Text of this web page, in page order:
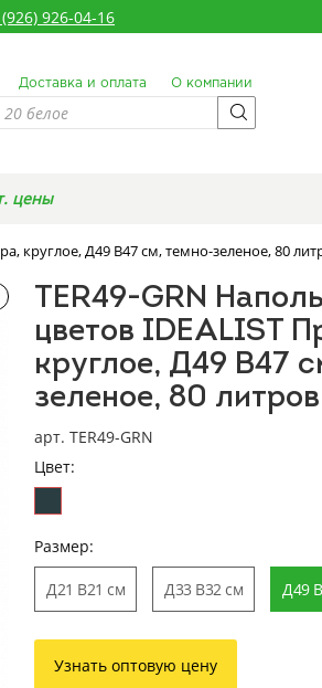
926-04-16
Доставка и оплата О компании
цены
круглое, Д49 В47 см, темно-зеленое, 80
TER49-GRN
цветов IDEALIST
круглое, Д49 В47
зеленое, 80 литров
арт. TER49-GRN
Цвет:
Размер:
Д21 В21 см Д33 В32 см Д49
Узнать оптовую цену